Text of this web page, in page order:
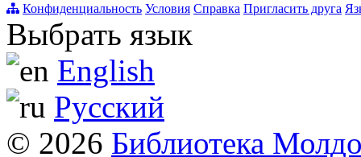
Конфиденциальность Условия Справка Пригласить друга
Выбрать язык
English
Русский
© 2026 Библиотека